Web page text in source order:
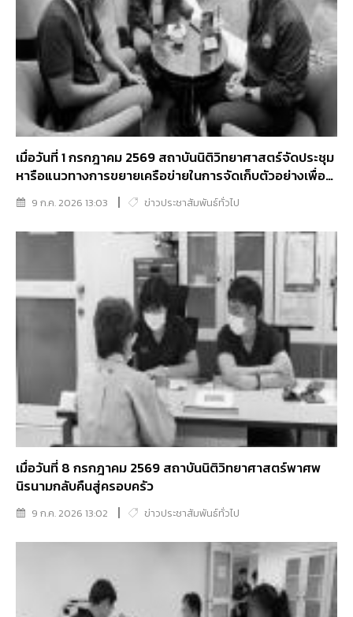
เมื่อวันที่ 1 กรกฎาคม 2569 สถาบันนิติวิทยาศาสตร์จัดประชุม
หารือแนวทางการขยายเครือข่ายในการจัดเก็บตัวอย่างเพื่อ
การตรวจพิสูจน์บุคคล
9 ก.ค. 2026 13:03 ข่าวประชาสัมพันธ์ทั่วไป
เมื่อวันที่ 8 กรกฎาคม 2569 สถาบันนิติวิทยาศาสตร์พาศพ
นิรนามกลับคืนสู่ครอบครัว
9 ก.ค. 2026 13:02 ข่าวประชาสัมพันธ์ทั่วไป